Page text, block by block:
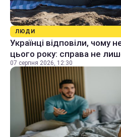
ЛЮДИ
Українці відповіли, чому
цього року: справа не
07 серпня 2026, 12:30